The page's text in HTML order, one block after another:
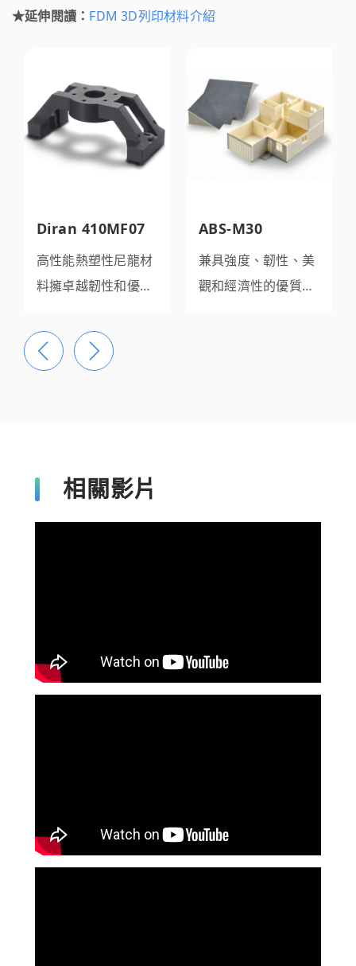
★延伸閱讀： FDM 3D列印材料介紹
Diran 410MF07
高性能熱塑性尼龍材
料擁卓越韌性和優異
ABS-M30
兼具強度、韌性、美
觀和經濟性的優質材
相關影片